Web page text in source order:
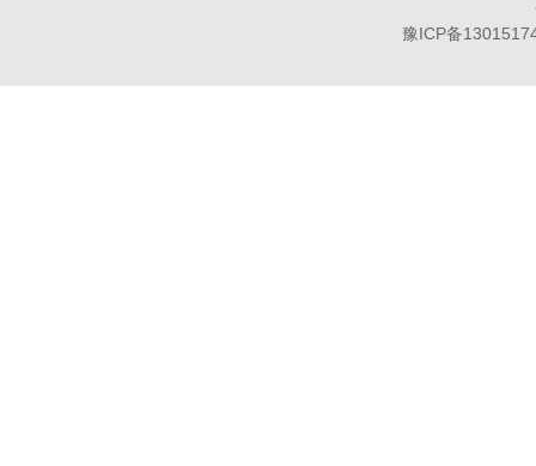
豫ICP备